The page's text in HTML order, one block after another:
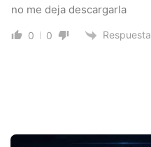
no me deja descargarla
0 0 Respuesta